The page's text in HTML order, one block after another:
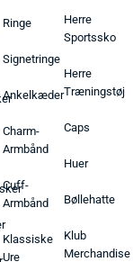
Ringe
Signetringe
Ankelkæder
Charm-
Armbånd
Cuff-
Armbånd
Klassiske
Ure
Herre
Sportssko
Herre
Træningstøj
Caps
Huer
Bøllehatte
Klub
Merchandise